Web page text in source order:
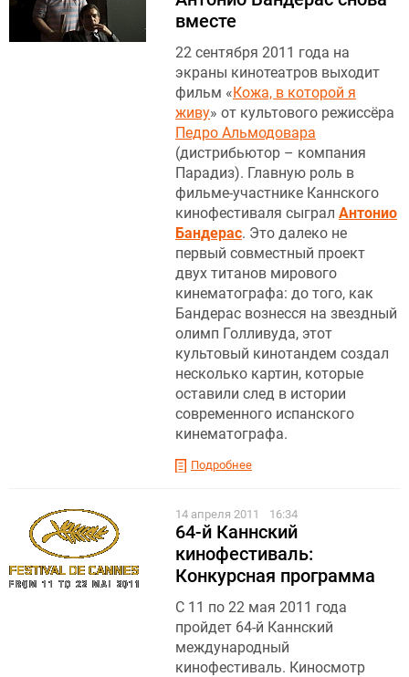
вместе
22 сентября 2011 года на
экраны кинотеатров выходит
фильм «Кожа, в которой я
живу» от культового режиссёра
Педро Альмодовара
(дистрибьютор – компания
Парадиз). Главную роль в
фильме-участнике Каннского
кинофестиваля сыграл Антонио
Бандерас. Это далеко не
первый совместный проект
двух титанов мирового
кинематографа: до того, как
Бандерас вознесся на звездный
олимп Голливуда, этот
культовый кинотандем создал
несколько картин, которые
оставили след в истории
современного испанского
кинематографа.
Подробнее
14 апреля 2011 16:34
64-й Каннский
кинофестиваль:
Конкурсная программа
С 11 по 22 мая 2011 года
пройдет 64-й Каннский
международный
кинофестиваль. Киносмотр